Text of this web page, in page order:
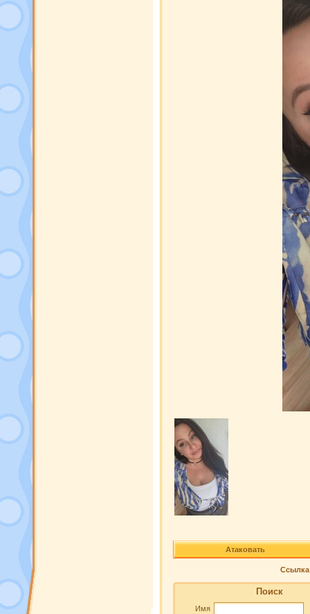
Атаковать
Ссылка
Поиск
Имя